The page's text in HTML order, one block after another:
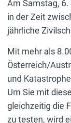
Am Samstag,
in der Zeit
jährliche
Mit mehr als
Österreich/
und
Um Sie mit
gleichzeitig die
zu testen, wird